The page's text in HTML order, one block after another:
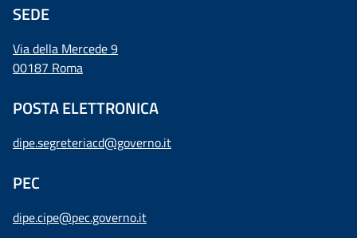
SEDE
Via della Mercede 9
00187 Roma
POSTA ELETTRONICA
dipe.segreteriacd@governo.it
PEC
dipe.cipe@pec.governo.it